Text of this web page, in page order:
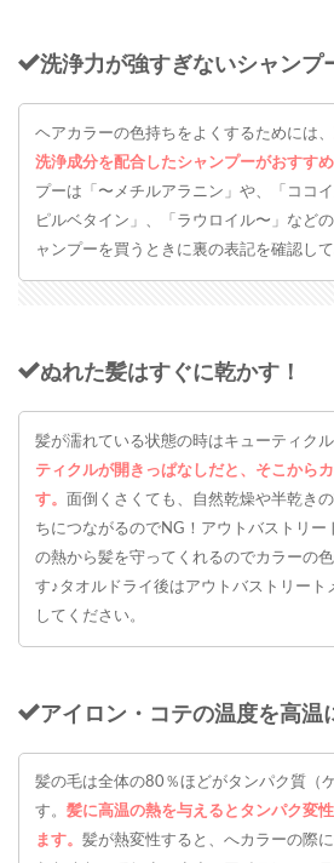
洗浄力が強すぎないシャンプ
ヘアカラーの色持ちをよくするためには、
洗浄成分を配合したシャンプーがおすすめ
プーは「〜メチルアラニン」や、「ココ
ピルベタイン」、「ラウロイル〜」など
ャンプーを買うときに裏の表記を確認し
ぬれた髪はすぐに乾かす！
髪が濡れている状態の時はキューティクル
ティクルが開きっぱなしだと、そこから
す。
面倒くさくても、自然乾燥や半乾き
ちにつながるのでNG！アウトバストリー
の熱から髪を守ってくれるのでカラーの
す♪タオルドライ後はアウトバストリート
してください。
アイロン・コテの温度を高温
髪の毛は全体の80％ほどがタンパク質（
す。 髪に高温の熱を与えるとタンパク変
ます。 髪が熱変性すると、へカラーの際